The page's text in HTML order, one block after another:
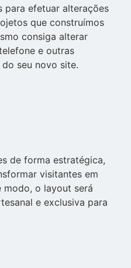
para efetuar alterações
que construímos
consiga alterar
e outras
seu novo site.
de forma estratégica,
visitantes em
modo, o layout será
e exclusiva para